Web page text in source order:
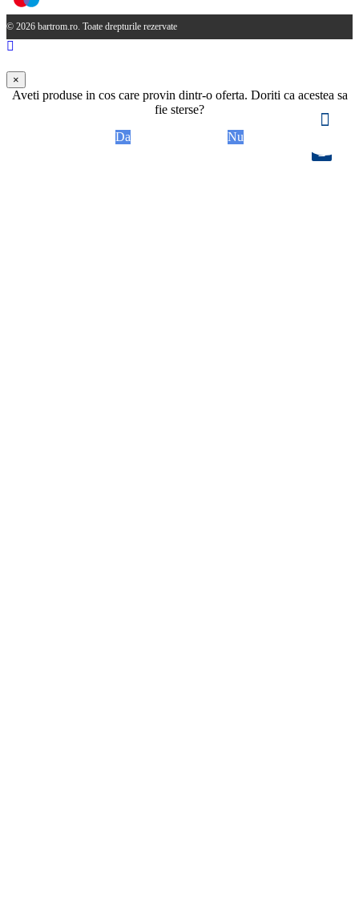
© 2026 bartrom.ro. Toate drepturile rezervate
×
Aveti produse in cos care provin dintr-o oferta. Doriti ca acestea sa
fie sterse?
Da
Nu